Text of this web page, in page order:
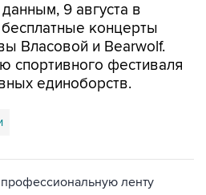
9 августа в
концерты
Власовой и Bearwolf.
спортивного фестиваля
единоборств.
ленту